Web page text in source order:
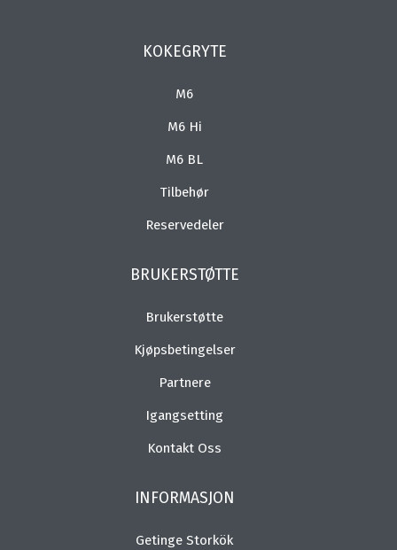
KOKEGRYTE
M6
M6 Hi
M6 BL
Tilbehør
Reservedeler
BRUKERSTØTTE
Brukerstøtte
Kjøpsbetingelser
Partnere
Igangsetting
Kontakt Oss
INFORMASJON
Getinge Storkök